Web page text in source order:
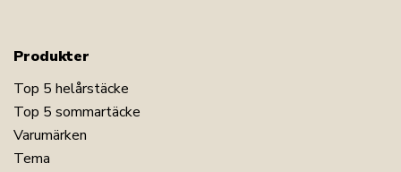
Produkter
Top 5 helårstäcke
Top 5 sommartäcke
Varumärken
Tema